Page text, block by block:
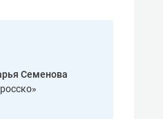
Семенова